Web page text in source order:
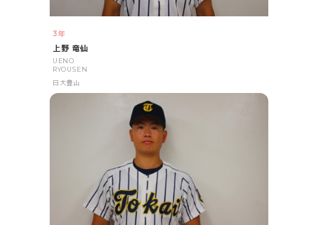
3年
上野 竜仙
UENO
RYOUSEN
日大豊山